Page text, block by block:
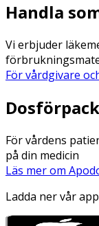
Handla
Vi erbjuder
För vårdgivare
För vårdens
på din medicin
Läs mer om
Ladda ner vår app